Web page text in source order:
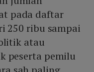
pada daftar
250 ribu sampai
atau
peserta pemilu